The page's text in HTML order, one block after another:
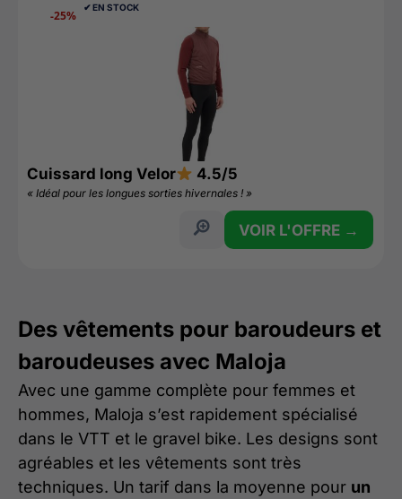
-25%
✔︎ EN STOCK
Cuissard long Velor 4.5/5
« Idéal pour les longues sorties hivernales ! »
VOIR L'OFFRE →
Des vêtements pour baroudeurs et
baroudeuses avec Maloja
Avec une gamme complète pour femmes et
hommes, Maloja s’est rapidement spécialisé
dans le VTT et le gravel bike. Les designs sont
agréables et les vêtements sont très
techniques. Un tarif dans la moyenne pour un